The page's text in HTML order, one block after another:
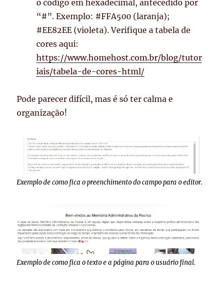
o código em hexadecimal, antecedido por
“#”. Exemplo: #FFA500 (laranja);
#EE82EE (violeta). Verifique a tabela de
cores aqui:
https://www.homehost.com.br/blog/tutor
iais/tabela-de-cores-html/
Pode parecer difícil, mas é só ter calma e
organização!
Exemplo de como fica o preenchimento do campo para o editor.
Exemplo de como fica o texto e a página para o usuário final.